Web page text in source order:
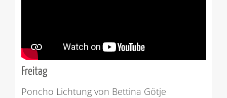
Freitag
Poncho Lichtung von Bettina Götje